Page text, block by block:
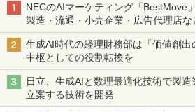
NECのAIマーケティング「BestMove
製造・流通・小売企業・広告代理店
生成AI時代の経理財務部は「価値創
中枢としての役割転換を
日立、生成AIと数理最適化技術で製
立案する技術を開発